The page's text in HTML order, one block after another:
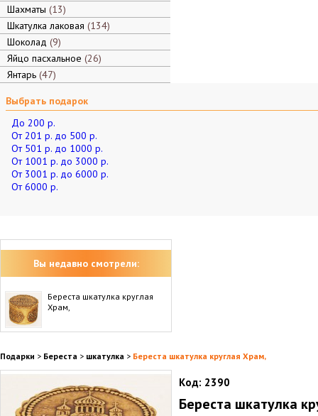
Шахматы 13
Шкатулка лаковая 134
Шоколад 9
Яйцо пасхальное 26
Янтарь 47
Выбрать подарок
До 200 р.
От 201 р. до 500 р.
От 501 р. до 1000 р.
От 1001 р. до 3000 р.
От 3001 р. до 6000 р.
От 6000 р.
Вы недавно смотрели:
Береста шкатулка круглая
Храм,
Подарки > Береста > шкатулка > Береста шкатулка круглая Храм,
Код: 2390
Береста шкатулка